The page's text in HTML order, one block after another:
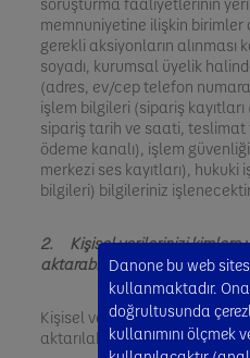
memnuniyetine ilişkin birimler
gerekli aksiyonların alınması
soyadı, kurumsal üyelik
(adres, ev/cep telefon
işlem bilgileri (sipariş
sipariş tarih ve saati,
ödeme kanalı), işlem
merkezi ses kayıtları), hukuki
bilgileri) bilgileriniz
2. Kişisel verilerinizi kimlere
aktarabiliriz ?
Kişisel verileriniz aşağıdaki
aktarılabilecektir:
Danone bu web
kullanmaktadır.
doğrultusunda
kullanımını ölçmek